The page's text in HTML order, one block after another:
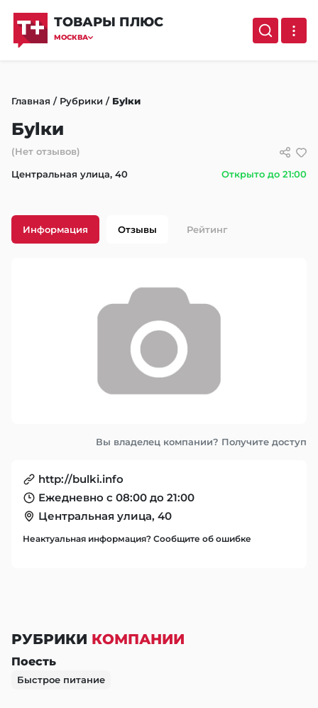
ТОВАРЫ ПЛЮС
МОСКВА
Главная / Рубрики / Буlки
Буlки
(Нет отзывов)
Центральная улица, 40
Открыто до 21:00
Информация Отзывы Рейтинг
Вы владелец компании? Получите доступ
http://bulki.info
Ежедневно с 08:00 до 21:00
Центральная улица, 40
Неактуальная информация? Сообщите об ошибке
РУБРИКИ КОМПАНИИ
Поесть
Быстрое питание